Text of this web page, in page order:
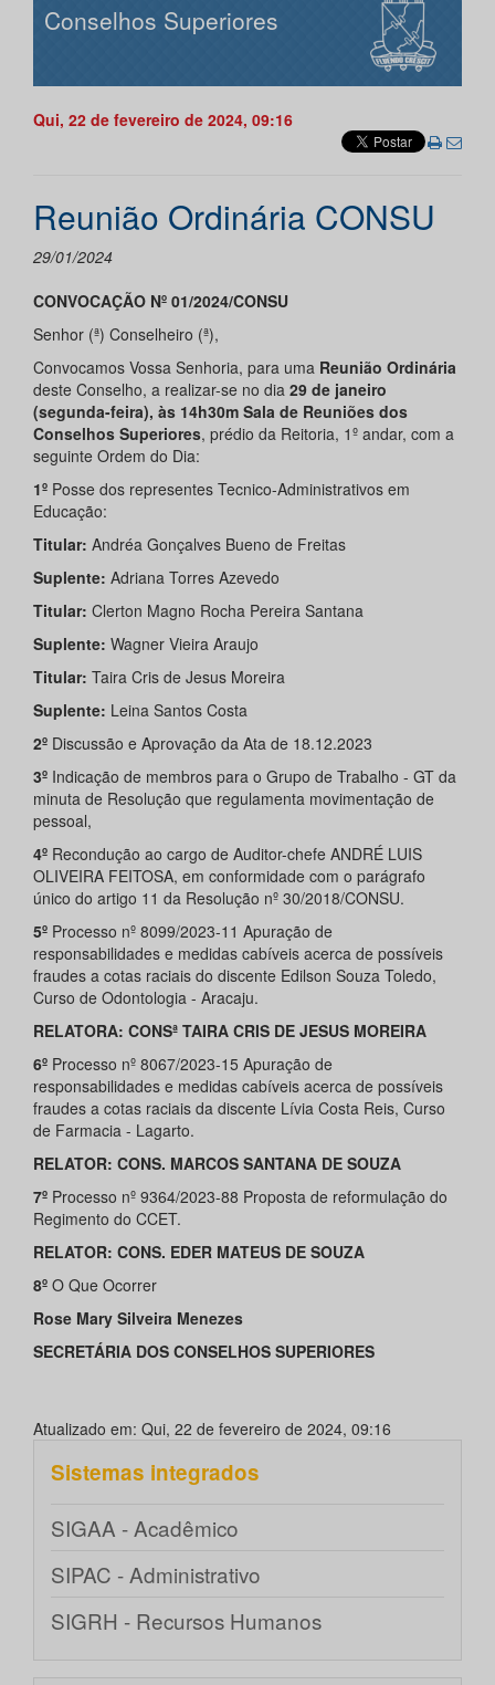
Conselhos Superiores
Qui, 22 de fevereiro de 2024, 09:16
Reunião Ordinária CONSU
29/01/2024
CONVOCAÇÃO Nº 01/2024/CONSU
Senhor (ª) Conselheiro (ª),
Convocamos Vossa Senhoria, para uma Reunião Ordinária
deste Conselho, a realizar-se no dia 29 de janeiro
(segunda-feira), às 14h30m Sala de Reuniões dos
Conselhos Superiores, prédio da Reitoria, 1º andar, com a
seguinte Ordem do Dia:
1º Posse dos representes Tecnico-Administrativos em
Educação:
Titular: Andréa Gonçalves Bueno de Freitas
Suplente: Adriana Torres Azevedo
Titular: Clerton Magno Rocha Pereira Santana
Suplente: Wagner Vieira Araujo
Titular: Taira Cris de Jesus Moreira
Suplente: Leina Santos Costa
2º Discussão e Aprovação da Ata de 18.12.2023
3º Indicação de membros para o Grupo de Trabalho - GT da
minuta de Resolução que regulamenta movimentação de
pessoal,
4º Recondução ao cargo de Auditor-chefe ANDRÉ LUIS
OLIVEIRA FEITOSA, em conformidade com o parágrafo
único do artigo 11 da Resolução nº 30/2018/CONSU.
5º Processo nº 8099/2023-11 Apuração de
responsabilidades e medidas cabíveis acerca de possíveis
fraudes a cotas raciais do discente Edilson Souza Toledo,
Curso de Odontologia - Aracaju.
RELATORA: CONSª TAIRA CRIS DE JESUS MOREIRA
6º Processo nº 8067/2023-15 Apuração de
responsabilidades e medidas cabíveis acerca de possíveis
fraudes a cotas raciais da discente Lívia Costa Reis, Curso
de Farmacia - Lagarto.
RELATOR: CONS. MARCOS SANTANA DE SOUZA
7º Processo nº 9364/2023-88 Proposta de reformulação do
Regimento do CCET.
RELATOR: CONS. EDER MATEUS DE SOUZA
8º O Que Ocorrer
Rose Mary Silveira Menezes
SECRETÁRIA DOS CONSELHOS SUPERIORES
Atualizado em: Qui, 22 de fevereiro de 2024, 09:16
Sistemas integrados
SIGAA - Acadêmico
SIPAC - Administrativo
SIGRH - Recursos Humanos